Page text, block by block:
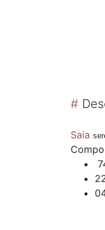
#
Saia